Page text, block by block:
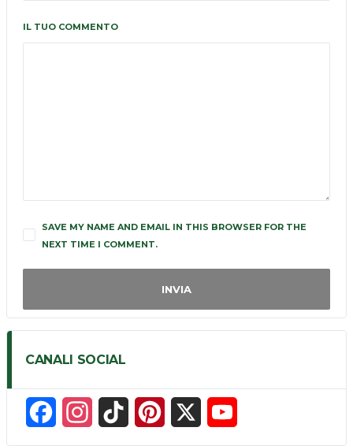
IL TUO COMMENTO
SAVE MY NAME AND EMAIL IN THIS BROWSER FOR THE
NEXT TIME I COMMENT.
CANALI SOCIAL
a
n
i
i
o